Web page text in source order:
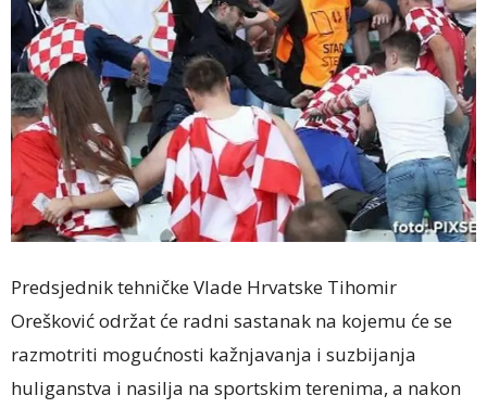
Predsjednik tehničke Vlade Hrvatske Tihomir
Orešković održat će radni sastanak na kojemu će se
razmotriti mogućnosti kažnjavanja i suzbijanja
huliganstva i nasilja na sportskim terenima, a nakon